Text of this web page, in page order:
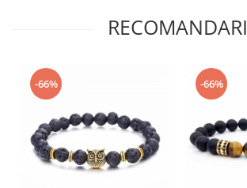
RECOMANDARI
-66% -66%